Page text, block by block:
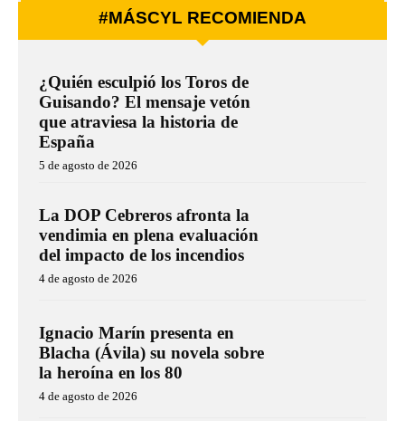
#MÁSCYL RECOMIENDA
¿Quién esculpió los Toros de
Guisando? El mensaje vetón
que atraviesa la historia de
España
5 de agosto de 2026
La DOP Cebreros afronta la
vendimia en plena evaluación
del impacto de los incendios
4 de agosto de 2026
Ignacio Marín presenta en
Blacha (Ávila) su novela sobre
la heroína en los 80
4 de agosto de 2026